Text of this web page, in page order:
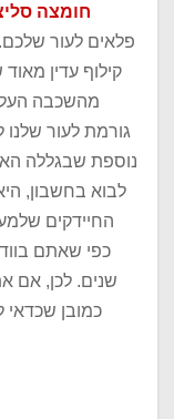
חומצה
פלאים לעור
קילוף עדין
מהשכבה
גורמת לעור
נוספת שבגללה
לבוא בחשבון,
החיידקים
כפי שאתם
שנים. לכן, אם
כמובן שכדאי